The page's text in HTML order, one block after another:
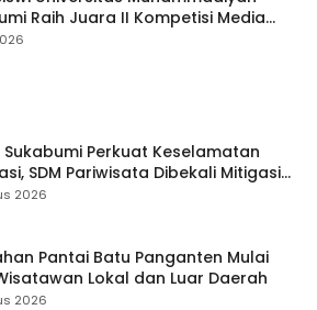
Raih Juara II Kompetisi Media
Digital Tingkat Internasional
Sukabumi Perkuat Keselamatan
SDM Pariwisata Dibekali Mitigasi
Evakuasi
2026
Pantai Batu Panganten Mulai
Lokal dan Luar Daerah
2026